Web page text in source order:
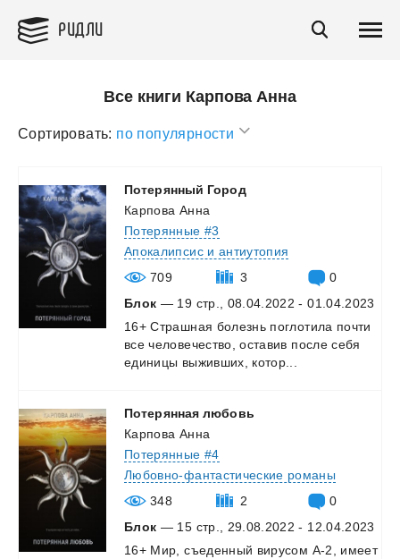
РИДЛИ
Все книги Карпова Анна
Сортировать: по популярности
Потерянный Город
Карпова Анна
Потерянные #3
Апокалипсис и антиутопия
709
3
0
Блок — 19 стр., 08.04.2022 - 01.04.2023
16+ Страшная болезнь поглотила почти
все человечество, оставив после себя
единицы выживших, котор...
Потерянная любовь
Карпова Анна
Потерянные #4
Любовно-фантастические романы
348
2
0
Блок — 15 стр., 29.08.2022 - 12.04.2023
16+ Мир, съеденный вирусом А-2,
имеет